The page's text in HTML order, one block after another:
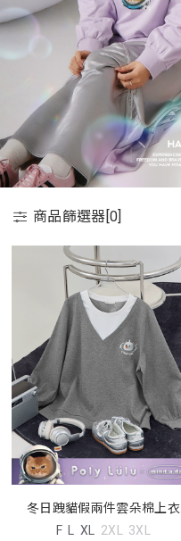
商品篩選器[0]
冬日跩貓假兩件雲朵棉上衣
(unisex)(MIND.A.DAY聯名)
F L XL 2XL 3XL